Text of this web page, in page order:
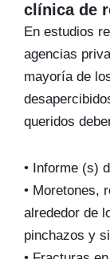
clínica de
En estudios
agencias
mayoría de
queridos
• Informe (s)
• Moretones,
alrededor de
pinchazos y